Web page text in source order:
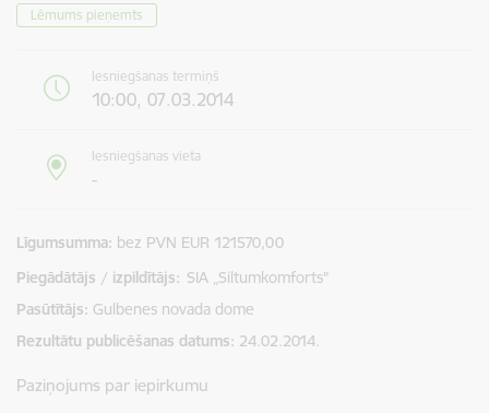
Lēmums pieņemts
Iesniegšanas termiņš
10:00, 07.03.2014
Iesniegšanas vieta
-
Līgumsumma bez PVN EUR 121570,00
Piegādātājs / izpildītājs: SIA „Siltumkomforts"
Pasūtītājs Gulbenes novada dome
Rezultātu publicēšanas datums 24.02.2014.
Paziņojums par iepirkumu